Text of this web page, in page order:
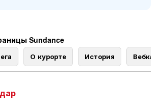
Sundance
О курорте История